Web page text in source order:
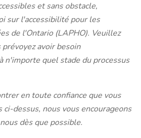
et sans obstacle,
sur l'accessibilité pour les
de l'Ontario (LAPHO). Veuillez
avoir besoin
n'importe quel stade du processus
en toute confiance que vous
ci-dessus, nous vous encourageons
dès que possible.